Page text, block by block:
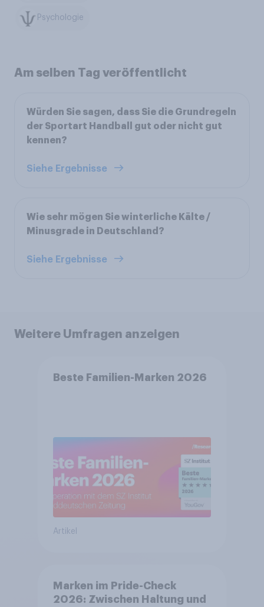
Psychologie
Am selben Tag veröffentlicht
Würden Sie sagen, dass Sie die Grundregeln
der Sportart Handball gut oder nicht gut
kennen?
Siehe Ergebnisse
Wie sehr mögen Sie winterliche Kälte /
Minusgrade in Deutschland?
Siehe Ergebnisse
Weitere Umfragen anzeigen
Beste Familien-Marken 2026
Artikel
Marken im Pride-Check
2026: Zwischen Haltung und